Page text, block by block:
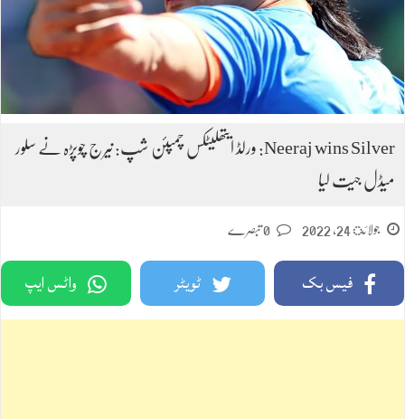
Neeraj wins Silver: ورلڈ ایتھلیٹکس چمپئن شپ: نیرج چوپڑہ نے سلور
میڈل جیت لیا
جولائ 24, 2022
فیس بک ٹویٹر واٹس ایپ